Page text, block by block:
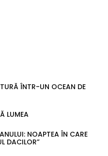
ÎNTR-UN OCEAN DE
LUMEA
NOAPTEA ÎN CARE
DACILOR”